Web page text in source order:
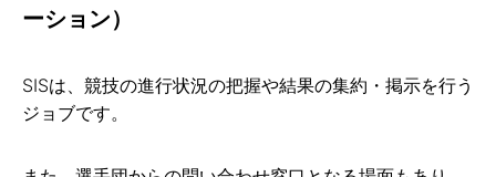
ーション）
SISは、競技の進行状況の把握や結果の集約・掲示を行う
ジョブです。